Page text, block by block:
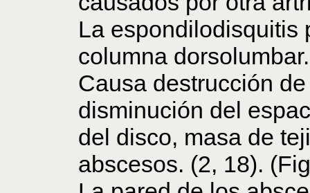
La espondilodisquitis
columna
Causa destrucción
disminución del
del disco, masa de
abscesos. (2, 18).